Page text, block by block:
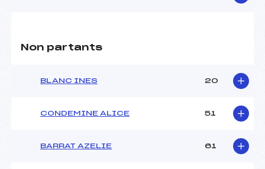
Non partants
BLANC INES 20
CONDEMINE ALICE 51
BARRAT AZELIE 61